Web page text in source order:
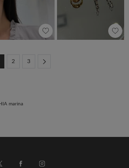
2 3 Next
marina